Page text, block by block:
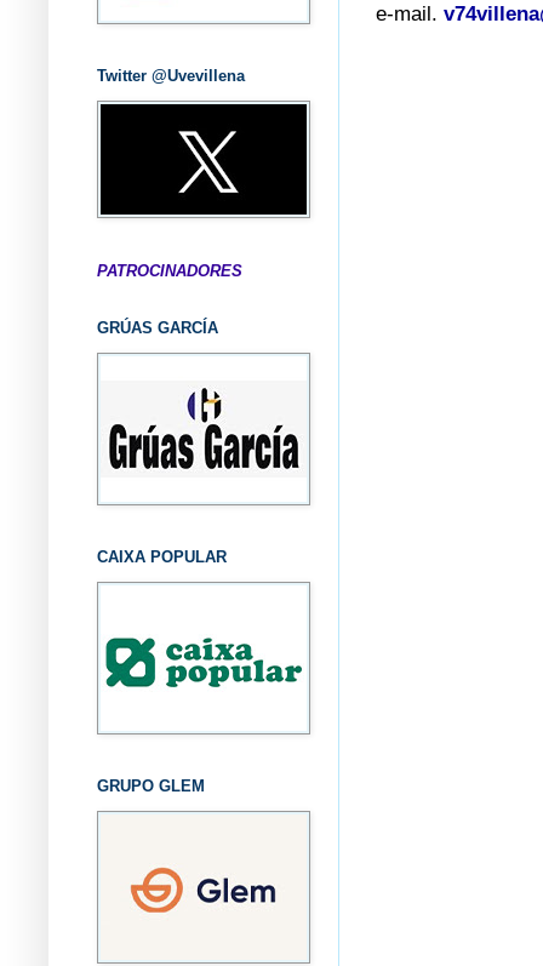
e-mail.
Twitter @Uvevillena
PATROCINADORES
GRÚAS GARCÍA
CAIXA POPULAR
GRUPO GLEM